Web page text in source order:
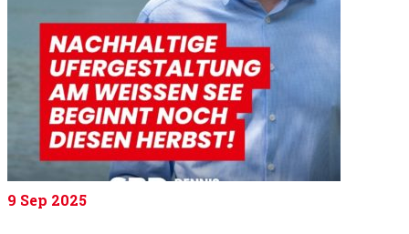
9 Sep 2025